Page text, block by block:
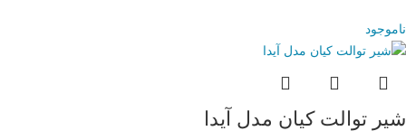
ناموجود
شیر توالت کیان مدل آیدا